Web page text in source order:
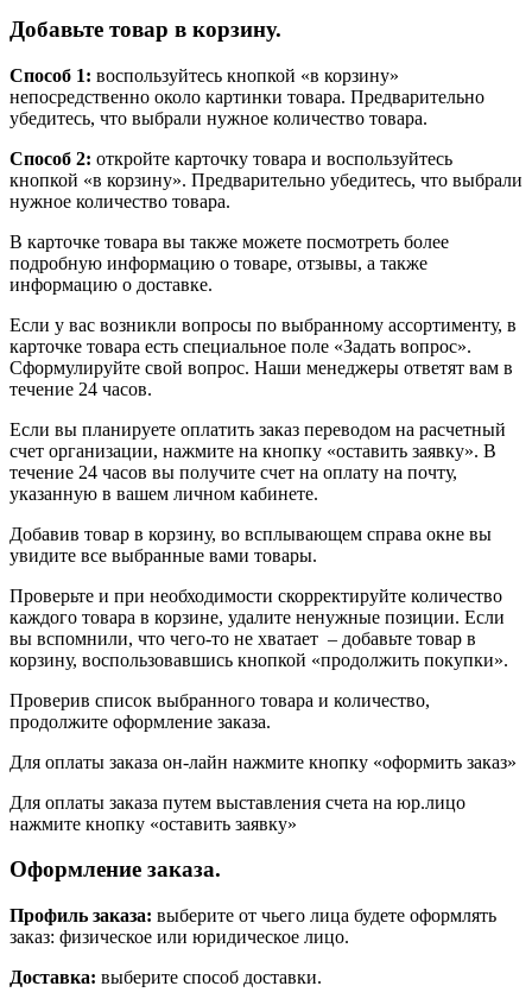
Добавьте товар в корзину.
Способ 1: воспользуйтесь кнопкой «в корзину»
непосредственно около картинки товара. Предварительно
убедитесь, что выбрали нужное количество товара.
Способ 2: откройте карточку товара и воспользуйтесь
кнопкой «в корзину». Предварительно убедитесь, что выбрали
нужное количество товара.
В карточке товара вы также можете посмотреть более
подробную информацию о товаре, отзывы, а также
информацию о доставке.
Если у вас возникли вопросы по выбранному ассортименту, в
карточке товара есть специальное поле «Задать вопрос».
Сформулируйте свой вопрос. Наши менеджеры ответят вам в
течение 24 часов.
Если вы планируете оплатить заказ переводом на расчетный
счет организации, нажмите на кнопку «оставить заявку». В
течение 24 часов вы получите счет на оплату на почту,
указанную в вашем личном кабинете.
Добавив товар в корзину, во всплывающем справа окне вы
увидите все выбранные вами товары.
Проверьте и при необходимости скорректируйте количество
каждого товара в корзине, удалите ненужные позиции. Если
вы вспомнили, что чего-то не хватает – добавьте товар в
корзину, воспользовавшись кнопкой «продолжить покупки».
Проверив список выбранного товара и количество,
продолжите оформление заказа.
Для оплаты заказа он-лайн нажмите кнопку «оформить заказ»
Для оплаты заказа путем выставления счета на юр.лицо
нажмите кнопку «оставить заявку»
Оформление заказа.
Профиль заказа: выберите от чьего лица будете оформлять
заказ: физическое или юридическое лицо.
Доставка: выберите способ доставки.